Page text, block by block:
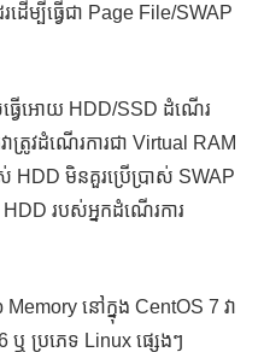
ដើម្បីធ្វើជា Page File/SWAP
ធ្វើអោយ HDD/SSD ដំណើរ
ត្រូវដំណើរការជា Virtual RAM
HDD មិនគួរប្រើប្រាស់ SWAP
HDD របស់អ្នកដំណើរការ
Memory នៅក្នុង CentOS 7 វា
ឬ ប្រភេទ Linux ផ្សេងៗ